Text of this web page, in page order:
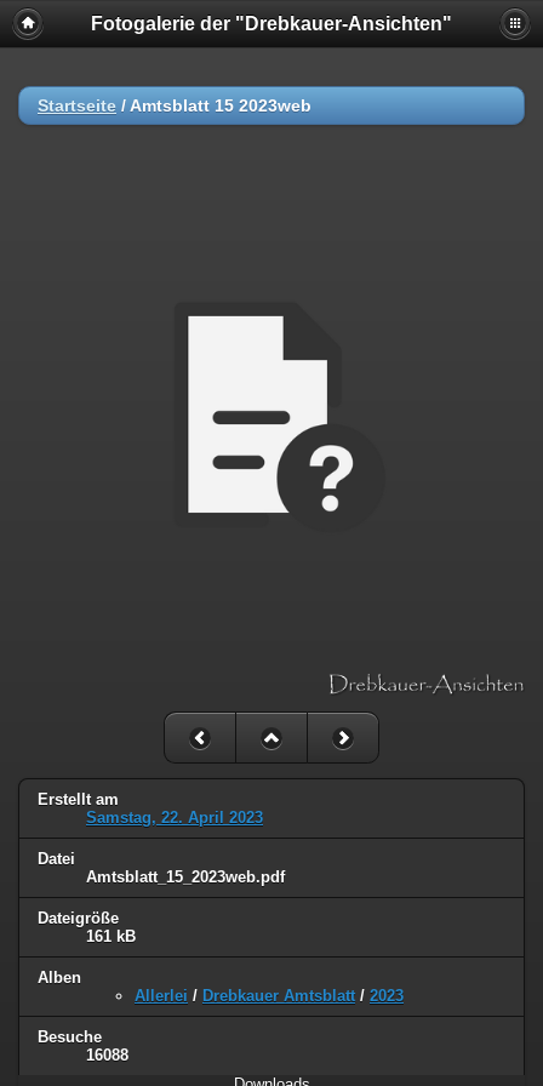
Fotogalerie der "Drebkauer-Ansichten"
Startseite / Amtsblatt 15 2023web
Erstellt am
Samstag, 22. April 2023
Datei
Amtsblatt_15_2023web.pdf
Dateigröße
161 kB
Alben
Allerlei / Drebkauer Amtsblatt / 2023
Besuche
16088